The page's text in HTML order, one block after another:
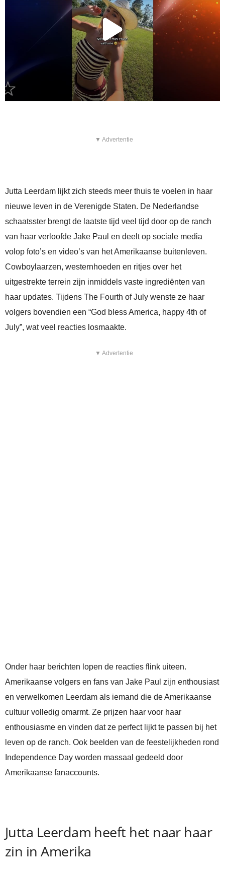
▼ Advertentie
Jutta Leerdam lijkt zich steeds meer thuis te voelen in haar
nieuwe leven in de Verenigde Staten. De Nederlandse
schaatsster brengt de laatste tijd veel tijd door op de ranch
van haar verloofde Jake Paul en deelt op sociale media
volop foto’s en video’s van het Amerikaanse buitenleven.
Cowboylaarzen, westernhoeden en ritjes over het
uitgestrekte terrein zijn inmiddels vaste ingrediënten van
haar updates. Tijdens The Fourth of July wenste ze haar
volgers bovendien een “God bless America, happy 4th of
July”, wat veel reacties losmaakte.
▼ Advertentie
Onder haar berichten lopen de reacties flink uiteen.
Amerikaanse volgers en fans van Jake Paul zijn enthousiast
en verwelkomen Leerdam als iemand die de Amerikaanse
cultuur volledig omarmt. Ze prijzen haar voor haar
enthousiasme en vinden dat ze perfect lijkt te passen bij het
leven op de ranch. Ook beelden van de feestelijkheden rond
Independence Day worden massaal gedeeld door
Amerikaanse fanaccounts.
Jutta Leerdam heeft het naar haar
zin in Amerika